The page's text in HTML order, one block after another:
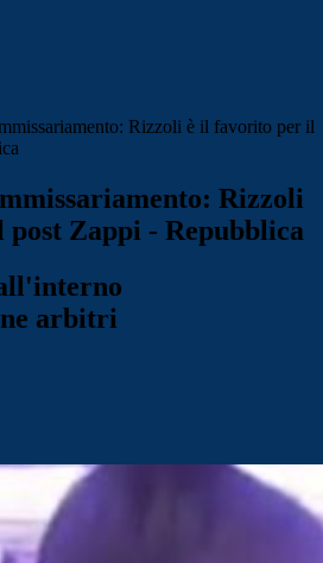
Rizzoli è il favorito per il
Rizzoli
Zappi - Repubblica
arbitri